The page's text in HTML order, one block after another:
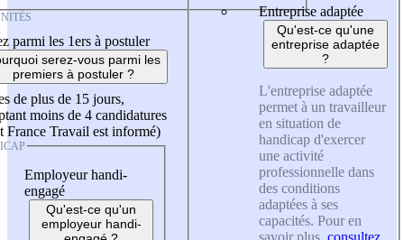
parmi les 1ers à postuler
serez-vous parmi les
premiers à postuler ?
de plus de 15 jours,
moins de 4 candidatures
France Travail est informé)
Employeur handi-
engagé
Qu'est-ce qu'un
employeur handi-
Entreprise adaptée
Qu'est-ce qu'une
entreprise adaptée
?
L'entreprise adaptée
permet à un travailleur
en situation de
handicap d'exercer
une activité
professionnelle dans
des conditions
adaptées à ses
capacités. Pour en
savoir plus, consultez